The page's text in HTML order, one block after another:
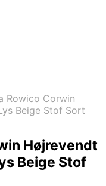
Rowico Corwin
Beige Stof Sort
Højrevendt
Beige Stof